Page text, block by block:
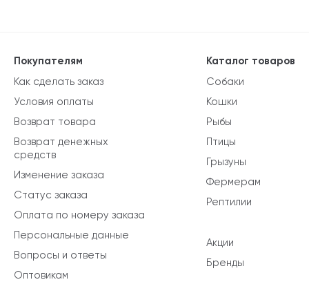
Каталог товаров
Собаки
Кошки
Рыбы
Птицы
Грызуны
Фермерам
Рептилии
Акции
Бренды
Покупателям
Как сделать заказ
Условия оплаты
Возврат товара
Возврат денежных
средств
Изменение заказа
Статус заказа
Оплата по номеру заказа
Персональные данные
Вопросы и ответы
Оптовикам